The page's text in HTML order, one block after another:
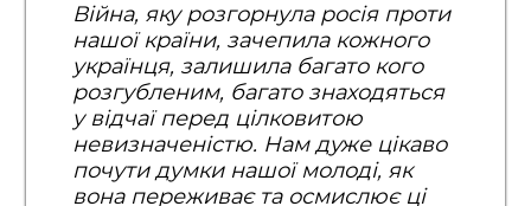
Війна, яку розгорнула росія проти
нашої країни, зачепила кожного
українця, залишила багато кого
розгубленим, багато знаходяться
у відчаї перед цілковитою
невизначеністю. Нам дуже цікаво
почути думки нашої молоді, як
вона переживає та осмислює ці